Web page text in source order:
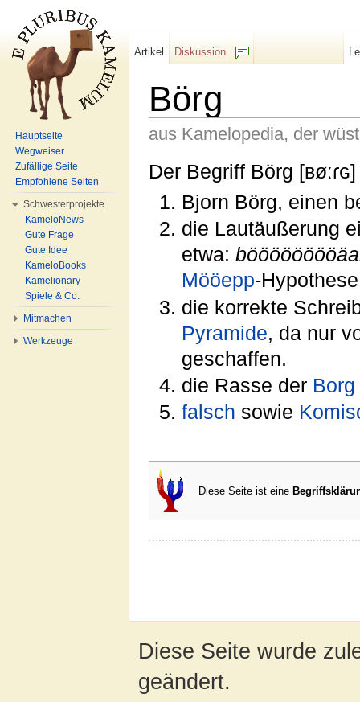
Börg
aus Kamelopedia, der
Der Begriff Börg
Bjorn Börg, einen
die Lautäußerung
etwa:
Mööepp-
die korrekte
Pyramide, da nur
geschaffen.
die Rasse der Borg
falsch sowie
Diese Seite ist eine
Artikel
Diskussion
Hauptseite
Wegweiser
Zufällige Seite
Empfohlene Seiten
Schwesterprojekte
KameloNews
Gute Frage
Gute Idee
KameloBooks
Kamelionary
Spiele & Co.
Mitmachen
Werkzeuge
Diese Seite wurde
geändert.